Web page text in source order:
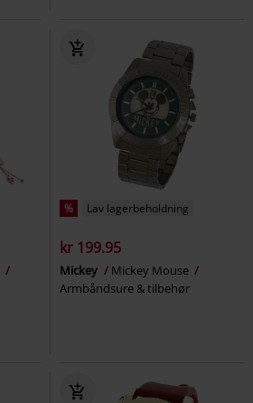
% Lav lagerbeholdning
kr 199.95
Mickey
Mickey Mouse
Armbåndsure & tilbehør